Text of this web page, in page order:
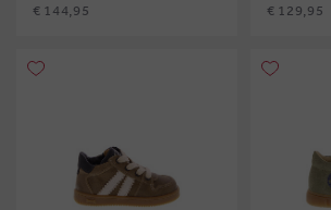
€ 144,95 € 129,95